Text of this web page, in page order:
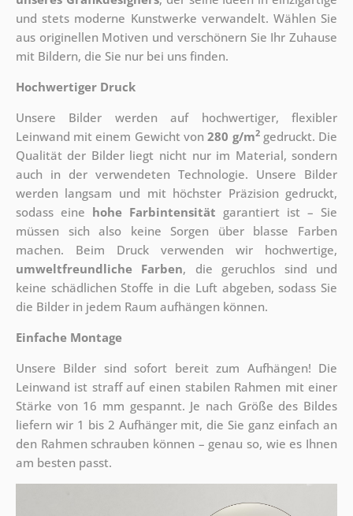
und stets moderne Kunstwerke verwandelt. Wählen Sie
aus originellen Motiven und verschönern Sie Ihr Zuhause
mit Bildern, die Sie nur bei uns finden.
Hochwertiger Druck
Unsere Bilder werden auf hochwertiger, flexibler
Leinwand mit einem Gewicht von280 g/m2gedruckt. Die
Qualität der Bilder liegt nicht nur im Material, sondern
auch in der verwendeten Technologie. Unsere Bilder
werden langsam und mit höchster Präzision gedruckt,
sodass eine hohe Farbintensität garantiert ist – Sie
müssen sich also keine Sorgen über blasse Farben
machen. Beim Druck verwenden wir hochwertige,
umweltfreundliche Farben, die geruchlos sind und
keine schädlichen Stoffe in die Luft abgeben, sodass Sie
die Bilder in jedem Raum aufhängen können.
Einfache Montage
Unsere Bilder sind sofort bereit zum Aufhängen! Die
Leinwand ist straff auf einen stabilen Rahmen mit einer
Stärke von 16 mm gespannt. Je nach Größe des Bildes
liefern wir 1 bis 2 Aufhänger mit, die Sie ganz einfach an
den Rahmen schrauben können – genau so, wie es Ihnen
am besten passt.